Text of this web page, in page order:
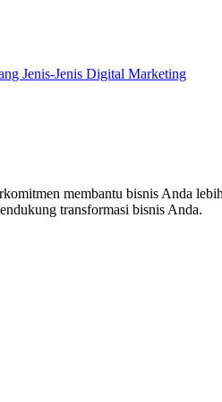
Jenis-Jenis Digital Marketing
membantu bisnis Anda
transformasi bisnis Anda.